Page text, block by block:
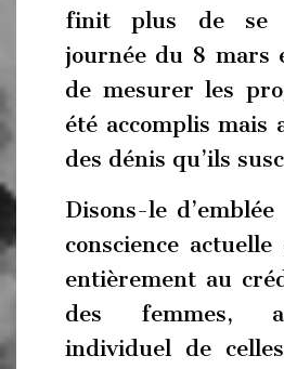
finit plus de se
journée du 8 mars
de mesurer les
été accomplis mais
des dénis qu’ils
Disons-le
conscience
entièrement au
des femmes,
individuel de